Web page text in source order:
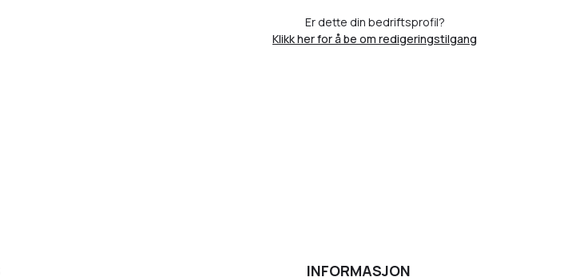
Er dette din bedriftsprofil?
Klikk her for å be om redigeringstilgang
INFORMASJON